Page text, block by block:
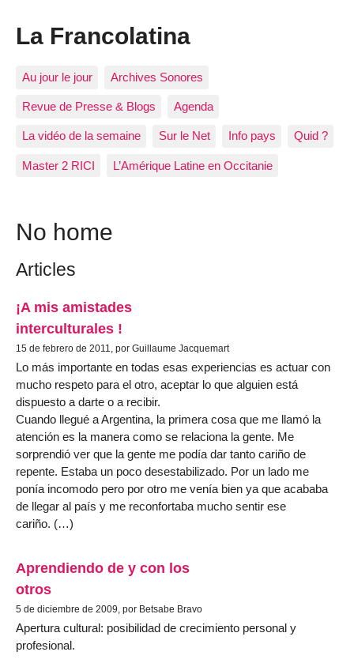
La Francolatina
Au jour le jour Archives Sonores
Revue de Presse & Blogs Agenda
La vidéo de la semaine Sur le Net Info pays Quid ?
Master 2 RICI L’Amérique Latine en Occitanie
No home
Articles
¡A mis amistades
interculturales !
15 de febrero de 2011, por Guillaume Jacquemart
Lo más importante en todas esas experiencias es actuar con
mucho respeto para el otro, aceptar lo que alguien está
dispuesto a darte o a recibir.
Cuando llegué a Argentina, la primera cosa que me llamó la
atención es la manera como se relaciona la gente. Me
sorprendió ver que la gente me podía dar tanto cariño de
repente. Estaba un poco desestabilizado. Por un lado me
ponía incomodo pero por otro me venía bien ya que acababa
de llegar al país y me reconfortaba mucho sentir ese
cariño. (…)
Aprendiendo de y con los
otros
5 de diciembre de 2009, por Betsabe Bravo
Apertura cultural: posibilidad de crecimiento personal y
profesional.